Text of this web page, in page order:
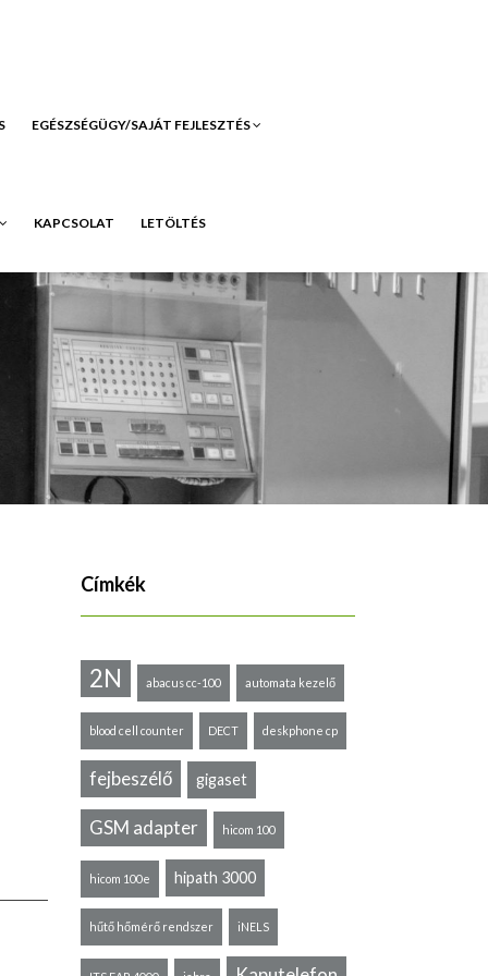
EGÉSZSÉGÜGY/SAJÁT FEJLESZTÉS
KAPCSOLAT LETÖLTÉS
Címkék
2N abacus cc-100 automata kezelő
blood cell counter DECT deskphone cp
fejbeszélő gigaset
GSM adapter hicom 100
hicom 100e hipath 3000
hűtő hőmérő rendszer iNELS